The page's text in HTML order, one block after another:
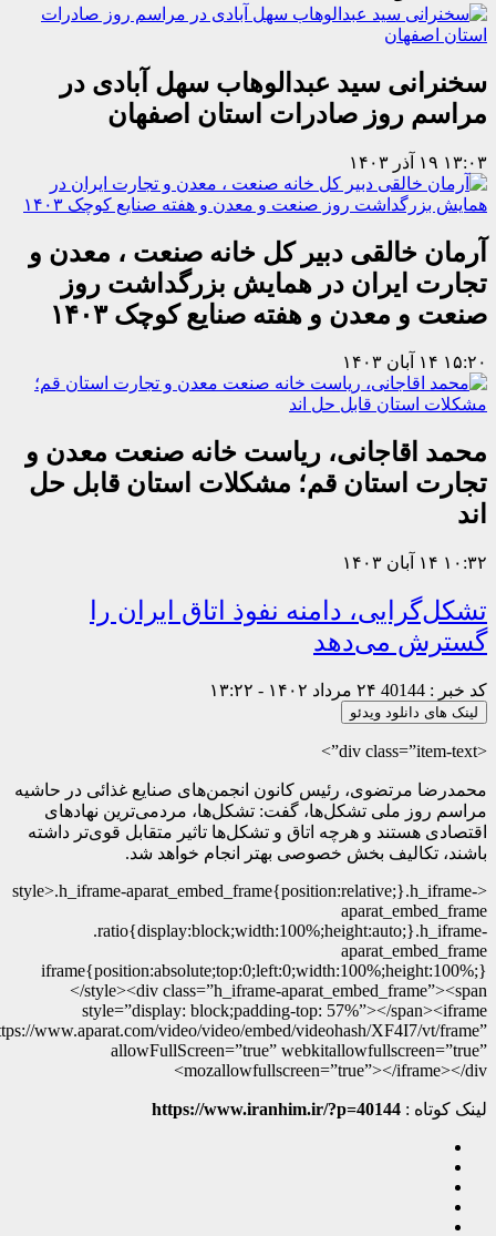
سخنرانی سید عبدالوهاب سهل آبادی در
مراسم روز صادرات استان اصفهان
۱۳:۰۳ ۱۹ آذر ۱۴۰۳
آرمان خالقی دبیر کل خانه صنعت ، معدن و
تجارت ایران در همایش بزرگداشت روز
صنعت و معدن و هفته صنایع کوچک ۱۴۰۳
۱۵:۲۰ ۱۴ آبان ۱۴۰۳
محمد اقاجانی، ریاست خانه صنعت معدن و
تجارت استان قم؛ مشکلات استان قابل حل
اند
۱۰:۳۲ ۱۴ آبان ۱۴۰۳
تشکل‌گرایی، دامنه نفوذ اتاق ایران را
گسترش می‌دهد
کد خبر : 40144
لینک های دانلود ویدئو
<div class=”item-text”>
محمدرضا مرتضوی، رئیس کانون انجمن‌های صنایع غذائی در حاشیه
مراسم روز ملی تشکل‌ها، گفت: تشکل‌ها، مردمی‌ترین نهادهای
اقتصادی هستند و هرچه اتاق و تشکل‌ها تاثیر متقابل قوی‌تر داشته
باشند، تکالیف بخش خصوصی بهتر انجام خواهد شد.
<style>.h_iframe-aparat_embed_frame{position:relative;}.h_iframe-
aparat_embed_frame
.ratio{display:block;width:100%;height:auto;}.h_iframe-
aparat_embed_frame
iframe{position:absolute;top:0;left:0;width:100%;height:100%;}
</style><div class=”h_iframe-aparat_embed_frame”><span
style=”display: block;padding-top: 57%”></span><iframe
www.aparat.com/video/video/embed/videohash/XF4I7/vt/frame”
allowFullScreen=”true” webkitallowfullscreen=”true”
mozallowfullscreen=”true”></iframe></div>
لینک کوتاه : https://www.iranhim.ir/?p=40144